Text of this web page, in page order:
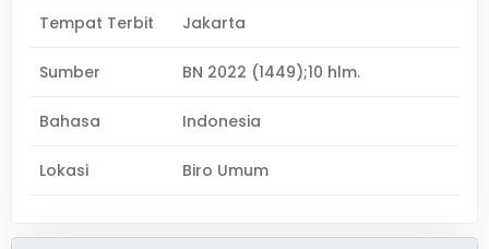
Tempat Terbit Jakarta
Sumber BN 2022 (1449);10 hlm.
Bahasa Indonesia
Lokasi Biro Umum